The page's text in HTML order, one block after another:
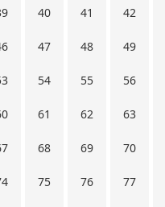
40 41 42
47 48 49
54 55 56
61 62 63
68 69 70
75 76 77